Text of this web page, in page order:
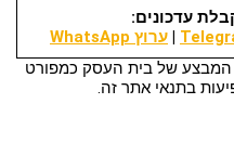
עדכונים:
| ערוץ WhatsApp
המבצע של בית העסק כמפורט
בתנאי אתר זה.